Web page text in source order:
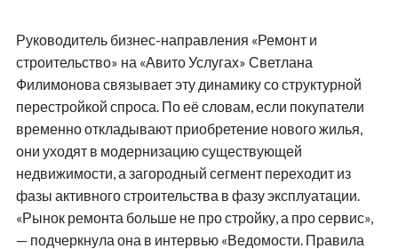
Руководитель бизнес-направления «Ремонт и
строительство» на «Авито Услугах» Светлана
Филимонова связывает эту динамику со структурной
перестройкой спроса. По её словам, если покупатели
временно откладывают приобретение нового жилья,
они уходят в модернизацию существующей
недвижимости, а загородный сегмент переходит из
фазы активного строительства в фазу эксплуатации.
«Рынок ремонта больше не про стройку, а про сервис»,
— подчеркнула она в интервью «Ведомости. Правила